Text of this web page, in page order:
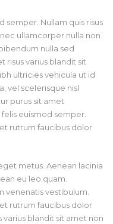
semper. Nullam quis risus
ullamcorper nulla non
nulla sed
risus varius blandit sit
ultricies vehicula ut id
vel scelerisque nisl
purus sit amet
euismod semper.
rutrum faucibus dolor
metus. Aenean lacinia
eu leo quam.
venenatis vestibulum.
rutrum faucibus dolor
blandit sit amet non